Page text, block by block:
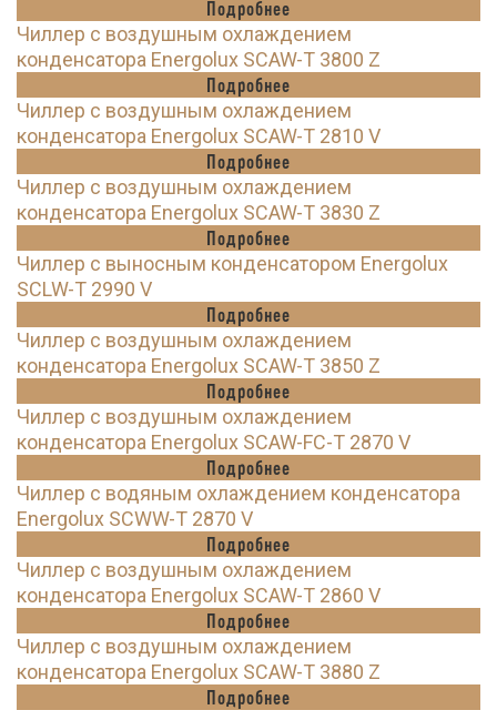
Подробнее
Чиллер с воздушным охлаждением
конденсатора Energolux SCAW-T 3800 Z
Подробнее
Чиллер с воздушным охлаждением
конденсатора Energolux SCAW-T 2810 V
Подробнее
Чиллер с воздушным охлаждением
конденсатора Energolux SCAW-T 3830 Z
Подробнее
Чиллер с выносным конденсатором Energolux
SCLW-T 2990 V
Подробнее
Чиллер с воздушным охлаждением
конденсатора Energolux SCAW-T 3850 Z
Подробнее
Чиллер с воздушным охлаждением
конденсатора Energolux SCAW-FC-T 2870 V
Подробнее
Чиллер с водяным охлаждением конденсатора
Energolux SCWW-T 2870 V
Подробнее
Чиллер с воздушным охлаждением
конденсатора Energolux SCAW-T 2860 V
Подробнее
Чиллер с воздушным охлаждением
конденсатора Energolux SCAW-T 3880 Z
Подробнее